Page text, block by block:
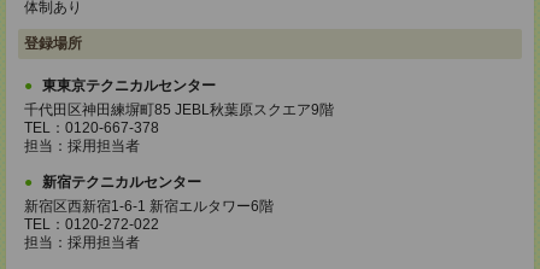
体制あり
登録場所
東東京テクニカルセンター
千代田区神田練塀町85 JEBL秋葉原スクエア9階
TEL：0120-667-378
担当：採用担当者
新宿テクニカルセンター
新宿区西新宿1-6-1 新宿エルタワー6階
TEL：0120-272-022
担当：採用担当者